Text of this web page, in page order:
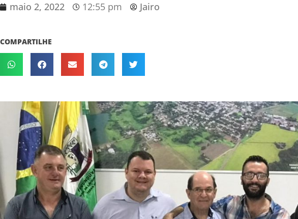
maio 2, 2022 12:55 pm Jairo
COMPARTILHE